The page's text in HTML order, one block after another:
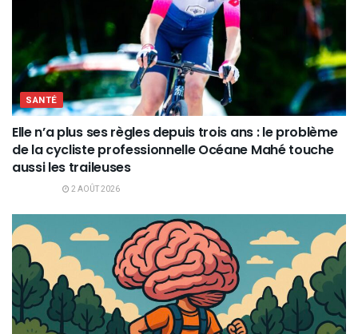
SANTÉ
Elle n’a plus ses règles depuis trois ans : le problème
de la cycliste professionnelle Océane Mahé touche
aussi les traileuses
2 AOÛT 2026